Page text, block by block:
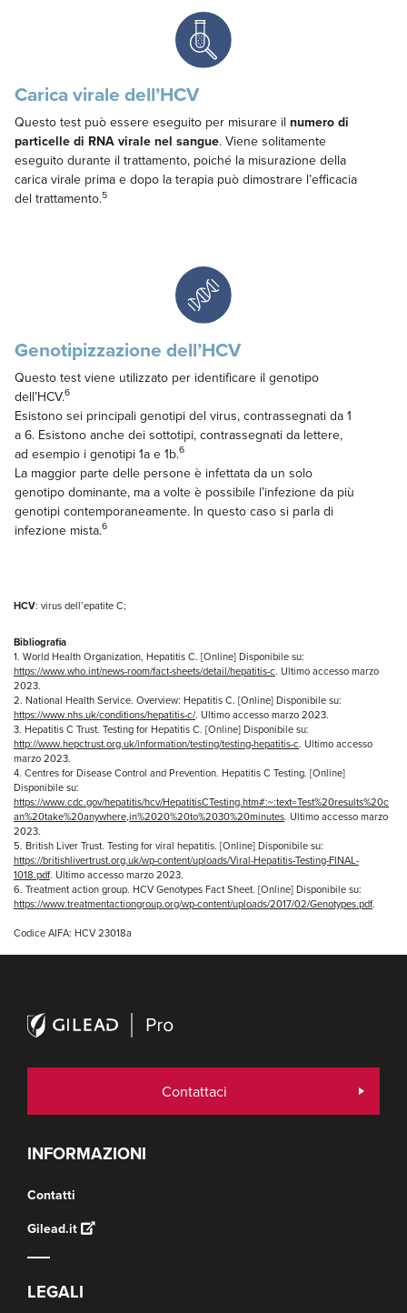
Carica virale dell’HCV
Questo test può essere eseguito per misurare il numero di
particelle di RNA virale nel sangue. Viene solitamente
eseguito durante il trattamento, poiché la misurazione della
carica virale prima e dopo la terapia può dimostrare l’efficacia
del trattamento.5
Genotipizzazione dell’HCV
Questo test viene utilizzato per identificare il genotipo
dell’HCV.6
Esistono sei principali genotipi del virus, contrassegnati da 1
a 6. Esistono anche dei sottotipi, contrassegnati da lettere,
ad esempio i genotipi 1a e 1b.6
La maggior parte delle persone è infettata da un solo
genotipo dominante, ma a volte è possibile l’infezione da più
genotipi contemporaneamente. In questo caso si parla di
infezione mista.6
HCV: virus dell’epatite C;
Bibliografia
1. World Health Organization, Hepatitis C. [Online] Disponibile su:
https://www.who.int/news-room/fact-sheets/detail/hepatitis-c. Ultimo accesso marzo
2023.
2. National Health Service. Overview: Hepatitis C. [Online] Disponibile su:
https://www.nhs.uk/conditions/hepatitis-c/. Ultimo accesso marzo 2023.
3. Hepatitis C Trust. Testing for Hepatitis C. [Online] Disponibile su:
http://www.hepctrust.org.uk/information/testing/testing-hepatitis-c. Ultimo accesso
marzo 2023.
4. Centres for Disease Control and Prevention. Hepatitis C Testing. [Online]
Disponibile su:
https://www.cdc.gov/hepatitis/hcv/HepatitisCTesting.htm#:~:text=Test%20results%20c
an%20take%20anywhere,in%2020%20to%2030%20minutes. Ultimo accesso marzo
2023.
5. British Liver Trust. Testing for viral hepatitis. [Online] Disponibile su:
https://britishlivertrust.org.uk/wp-content/uploads/Viral-Hepatitis-Testing-FINAL-
1018.pdf. Ultimo accesso marzo 2023.
6. Treatment action group. HCV Genotypes Fact Sheet. [Online] Disponibile su:
https://www.treatmentactiongroup.org/wp-content/uploads/2017/02/Genotypes.pdf.
Codice AIFA: HCV 23018a
Contattaci
INFORMAZIONI
Contatti
Gilead.it
LEGALI